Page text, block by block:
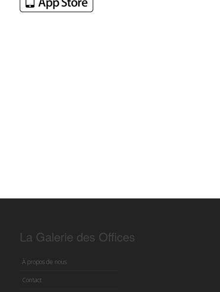
La Galerie des Offices
À propos de nous
Contact